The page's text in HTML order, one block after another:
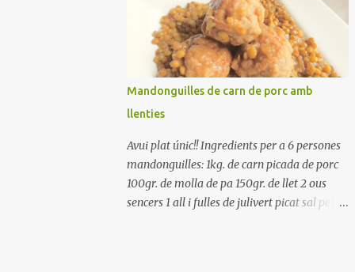
Renteu els pebrots i talleu-los a trossets.
Renteu les tomates i talleu-les a octaus.
Talleu les olives a rodanxes. Una hora abans
de portar a la taula, poseu els cigrons, ben
escorreguts, en un bol, amb la resta
d'ingredients: les tomates, el pebrot, la ceba,
(escorreguda), les olives i la tonyina
esmicolada. Amaniu amb sal i oli... bon
profit!!
Mandonguilles de carn de porc amb
llenties
Avui plat únic!! Ingredients per a 6 persones
mandonguilles: 1kg. de carn picada de porc
100gr. de molla de pa 150gr. de llet 2 ous
sencers 1 all i fulles de julivert picat sal pebre